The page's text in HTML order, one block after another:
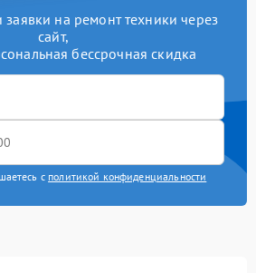
на ремонт техники через
сайт,
бессрочная скидка
с политикой конфиденциальности